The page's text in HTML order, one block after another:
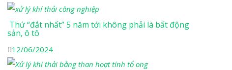
Thứ “đắt nhất” 5 năm tới không phải là bất động
sản, ô tô
12/06/2024